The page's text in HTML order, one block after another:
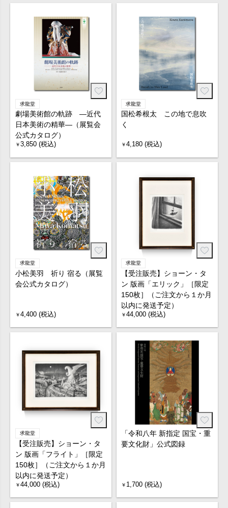
求龍堂
劇場美術館の軌跡 ―近代
日本美術の精華―（展覧会
公式カタログ）
￥3,850 (税込)
求龍堂
国松希根太 この地で息吹
く
￥4,180 (税込)
求龍堂
小松美羽 祈り 宿る（展覧
会公式カタログ）
￥4,400 (税込)
求龍堂
【受注販売】ショーン・タ
ン 版画「エリック」［限定
150枚］（ご注文から１か月
以内に発送予定）
￥44,000 (税込)
求龍堂
【受注販売】ショーン・タ
ン 版画「フライト」［限定
150枚］（ご注文から１か月
以内に発送予定）
￥44,000 (税込)
「令和八年 新指定 国宝・重
要文化財」公式図録
￥ 1,700 (税込)